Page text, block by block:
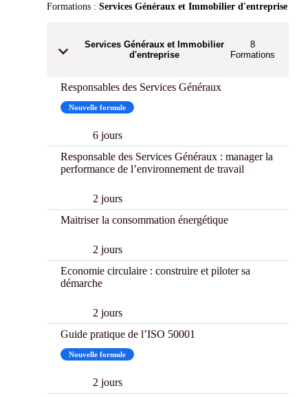
Formations : Services Généraux et Immobilier d'entreprise
Services Généraux et Immobilier
d'entreprise
8
Formations
Responsables des Services Généraux
Nouvelle formule
6 jours
Responsable des Services Généraux : manager la
performance de l’environnement de travail
2 jours
Maitriser la consommation énergétique
2 jours
Economie circulaire : construire et piloter sa
démarche
2 jours
Guide pratique de l’ISO 50001
Nouvelle formule
2 jours